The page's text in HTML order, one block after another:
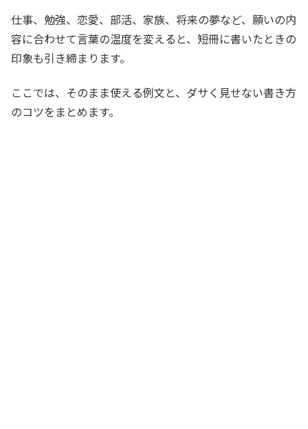
仕事、勉強、恋愛、部活、家族、将来の夢など、願いの内
容に合わせて言葉の温度を変えると、短冊に書いたときの
印象も引き締まります。
ここでは、そのまま使える例文と、ダサく見せない書き方
のコツをまとめます。